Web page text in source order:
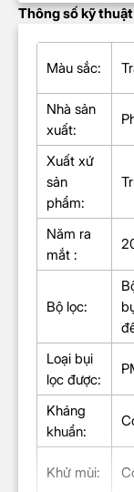
Thông số kỹ thuật
Màu sắc:
Nhà sản
xuất:
Xuất xứ
sản
phẩm:
Năm ra
mắt :
Bộ lọc:
Loại bụi
lọc được:
Kháng
khuẩn:
Khử mùi: